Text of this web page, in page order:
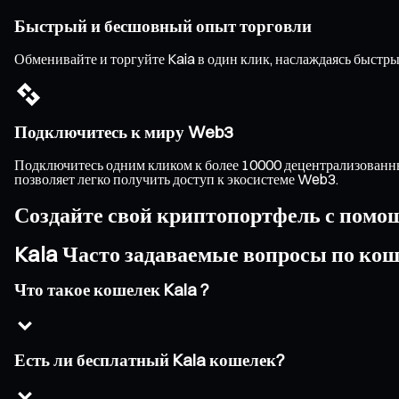
Быстрый и бесшовный опыт торговли
Обменивайте и торгуйте Kaia в один клик, наслаждаясь
Подключитесь к миру Web3
Подключитесь одним кликом к более 10000
позволяет легко получить доступ к экосистеме Web3.
Создайте свой криптопортфель с
Kaia Часто задаваемые вопросы по
Что такое кошелек Kaia ?
Есть ли бесплатный Kaia кошелек?